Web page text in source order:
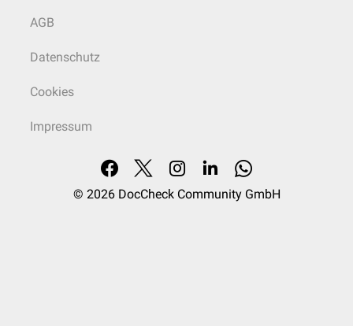
AGB
Datenschutz
Cookies
Impressum
© 2026 DocCheck Community GmbH